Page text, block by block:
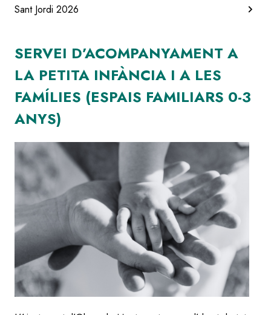
Sant Jordi 2026
SERVEI D’ACOMPANYAMENT A
LA PETITA INFÀNCIA I A LES
FAMÍLIES (ESPAIS FAMILIARS 0-3
ANYS)